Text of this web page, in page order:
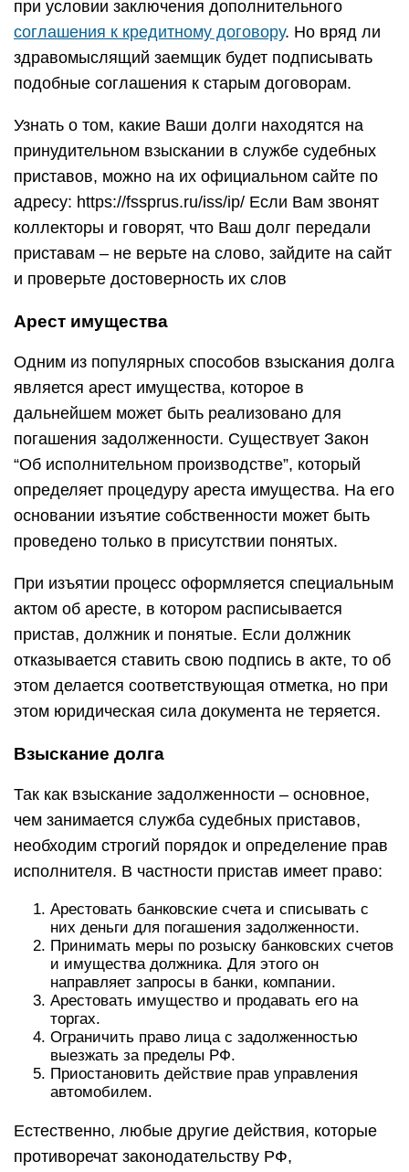
при условии заключения дополнительного
соглашения к кредитному договору. Но вряд ли
здравомыслящий заемщик будет подписывать
подобные соглашения к старым договорам.
Узнать о том, какие Ваши долги находятся на
принудительном взыскании в службе судебных
приставов, можно на их официальном сайте по
адресу: https://fssprus.ru/iss/ip/ Если Вам звонят
коллекторы и говорят, что Ваш долг передали
приставам – не верьте на слово, зайдите на сайт
и проверьте достоверность их слов
Арест имущества
Одним из популярных способов взыскания долга
является арест имущества, которое в
дальнейшем может быть реализовано для
погашения задолженности. Существует Закон
“Об исполнительном производстве”, который
определяет процедуру ареста имущества. На его
основании изъятие собственности может быть
проведено только в присутствии понятых.
При изъятии процесс оформляется специальным
актом об аресте, в котором расписывается
пристав, должник и понятые. Если должник
отказывается ставить свою подпись в акте, то об
этом делается соответствующая отметка, но при
этом юридическая сила документа не теряется.
Взыскание долга
Так как взыскание задолженности – основное,
чем занимается служба судебных приставов,
необходим строгий порядок и определение прав
исполнителя. В частности пристав имеет право:
Арестовать банковские счета и списывать с
них деньги для погашения задолженности.
Принимать меры по розыску банковских счетов
и имущества должника. Для этого он
направляет запросы в банки, компании.
Арестовать имущество и продавать его на
торгах.
Ограничить право лица с задолженностью
выезжать за пределы РФ.
Приостановить действие прав управления
автомобилем.
Естественно, любые другие действия, которые
противоречат законодательству РФ,